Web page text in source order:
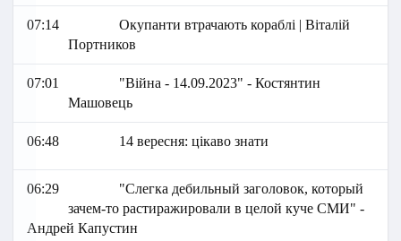
07:14
Окупанти втрачають кораблі | Віталій
Портников
07:01
"Війна - 14.09.2023" - Костянтин
Машовець
06:48 14 вересня: цікаво знати
06:29
"Слегка дебильный заголовок, который
зачем-то растиражировали в целой куче СМИ" -
Андрей Капустин